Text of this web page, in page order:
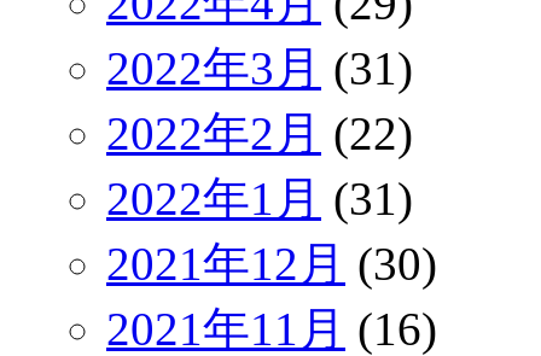
2022年3月 (31)
2022年2月 (22)
2022年1月 (31)
2021年12月 (30)
2021年11月 (16)